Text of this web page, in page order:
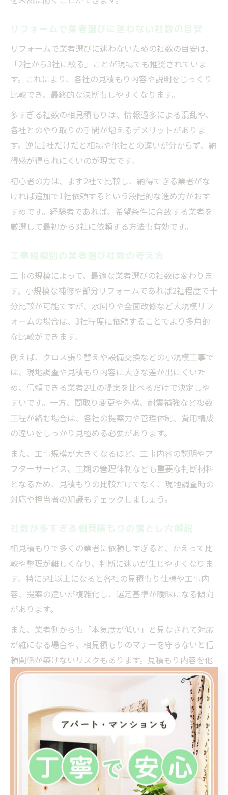
リフォームで業者選びに迷わない社数の目安
リフォームで業者選びに迷わないための社数の目安は、
「2社から3社に絞る」ことが現場でも推奨されていま
す。これにより、各社の見積もり内容や説明をじっくり
比較でき、最終的な決断もしやすくなります。
多すぎる社数の相見積もりは、情報過多による混乱や、
各社とのやり取りの手間が増えるデメリットがありま
す。逆に1社だけだと相場や他社との違いが分からず、納
得感が得られにくいのが現実です。
初心者の方は、まず2社で比較し、納得できる業者がな
ければ追加で1社依頼するという段階的な進め方がおす
すめです。経験者であれば、希望条件に合致する業者を
厳選して最初から3社に依頼する方法も有効です。
工事規模別の業者選び社数の考え方
工事の規模によって、最適な業者選びの社数は変わりま
す。小規模な補修や部分リフォームであれば2社程度で十
分比較が可能ですが、水回りや全面改修など大規模リフ
ォームの場合は、3社程度に依頼することでより多角的
な比較ができます。
例えば、クロス張り替えや設備交換などの小規模工事で
は、現地調査や見積もり内容に大きな差が出にくいた
め、信頼できる業者2社の提案を比べるだけで決定しや
すいです。一方、間取り変更や外構、耐震補強など複数
工程が絡む場合は、各社の提案力や管理体制、費用構成
の違いをしっかり見極める必要があります。
また、工事規模が大きくなるほど、工事内容の説明やア
フターサービス、工期の管理体制なども重要な判断材料
となるため、見積もりの比較だけでなく、現地調査時の
対応や担当者の知識もチェックしましょう。
社数が多すぎる相見積もりの落とし穴解説
相見積もりで多くの業者に依頼しすぎると、かえって比
較や整理が難しくなり、判断に迷いが生じやすくなりま
す。特に5社以上になると各社の見積もり仕様や工事内
容、提案の違いが複雑化し、選定基準が曖昧になる傾向
があります。
また、業者側からも「本気度が低い」と見なされて対応
が雑になる場合や、相見積もりのマナーを守らないと信
頼関係が築けないリスクもあります。見積もり内容を他
社に見せる行為はトラブルの原因になるため、控えた方
適切な社数で相見積もりを行い、各社の対応や提案を比
較することで、納得のいく業者選びが実現できます。業
者選びで疲れないためにも、目的に合った社数に絞るこ
とが成功のポイントです。